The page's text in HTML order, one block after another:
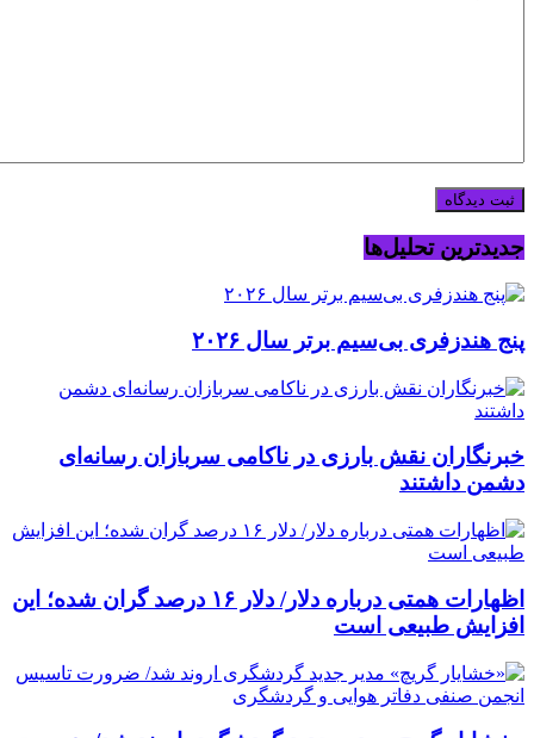
جدیدترین تحلیل‌ها
پنج هندزفری بی‌سیم برتر سال ۲۰۲۶
خبرنگاران نقش بارزی در ناکامی سربازان رسانه‌ای
دشمن داشتند
اظهارات همتی درباره دلار/ دلار ۱۶ درصد گران شده؛ این
افزایش طبیعی است